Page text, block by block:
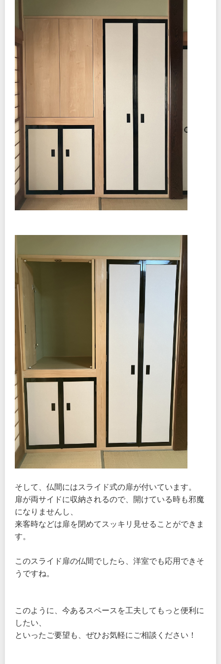
そして、仏間にはスライド式の扉が付いています。
扉が両サイドに収納されるので、開けている時も邪魔
になりませんし、
来客時などは扉を閉めてスッキリ見せることができま
す。
このスライド扉の仏間でしたら、洋室でも応用できそ
うですね。
このように、今あるスペースを工夫してもっと便利に
したい、
といったご要望も、ぜひお気軽にご相談ください！